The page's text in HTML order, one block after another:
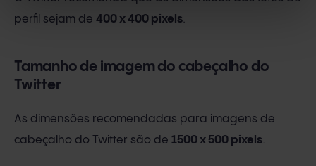
perfil sejam de 400 x 400 pixels.
Tamanho de imagem do cabeçalho do
Twitter
As dimensões recomendadas para imagens de
cabeçalho do Twitter são de 1500 x 500 pixels.